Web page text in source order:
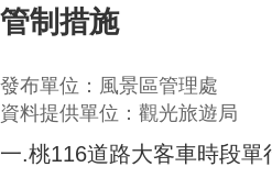
管制措施
發布單位：風景區管理處
資料提供單位：觀光旅遊局
一.桃116道路大客車時段單